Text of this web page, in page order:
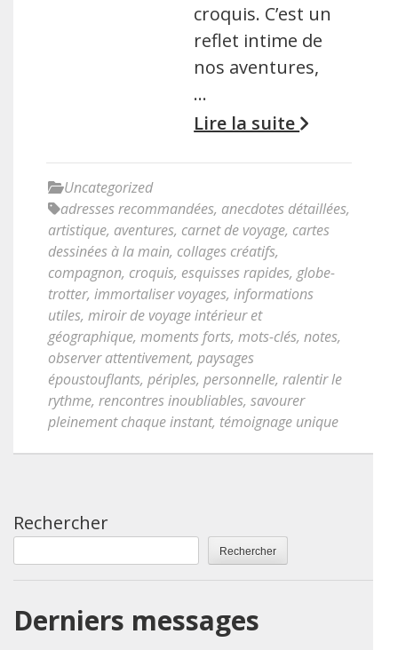
croquis. C’est un
reflet intime de
nos aventures,
…
Lire la suite
Uncategorized
adresses recommandées, anecdotes détaillées,
artistique, aventures, carnet de voyage, cartes
dessinées à la main, collages créatifs,
compagnon, croquis, esquisses rapides, globe-
trotter, immortaliser voyages, informations
utiles, miroir de voyage intérieur et
géographique, moments forts, mots-clés, notes,
observer attentivement, paysages
époustouflants, périples, personnelle, ralentir le
rythme, rencontres inoubliables, savourer
pleinement chaque instant, témoignage unique
Rechercher
Rechercher
Derniers messages